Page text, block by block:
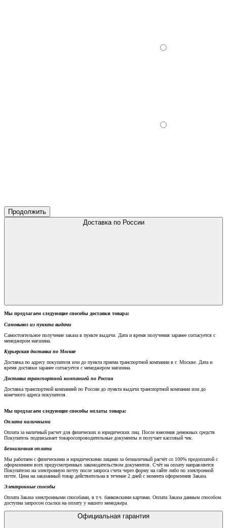
Продолжить
Доставка по России
Мы предлагаем следующие способы доставки товара:
Самовывоз из пункта выдачи
Самостоятельное получение заказа в пункте выдачи. Дата и время получения заранее согласуется с
менеджером магазина.
Курьерская доставка по Москве
Доставка по адресу покупателя или до пункта приема транспортной компании в г. Москве. Дата и
время доставки заранее согласуется с менеджером магазина.
Доставка транспортной компанией по России
Доставка транспортной компанией по России до пункта выдачи транспортной компании или до
конечного адреса покупателя.
Мы предлагаем следующие способы оплаты товара:
Оплата наличными
Оплата за наличный расчет для физических и юридических лиц. После внесения денежных средств
Покупатель подписывает товаросопроводительные документы и получает кассовый чек.
Безналичная оплата
Мы работаем с физическими и юридическими лицами за безналичный расчёт со 100% предоплатой с
оформлением всех предусмотренных законодательством документов. Счёт на оплату направляется
Покупателю на электронную почту после запроса счета через форму на сайте либо по электронной
почте. Цена на заказанный товар действительна в течение 2 дней с момента оформления Заказа.
Электронные способы
Оплата Заказа электронными способами, в т.ч. банковскими картами. Оплата Заказа данным способом
доступна запросом ссылки на оплату у нашего менеджера.
Официальная гарантия